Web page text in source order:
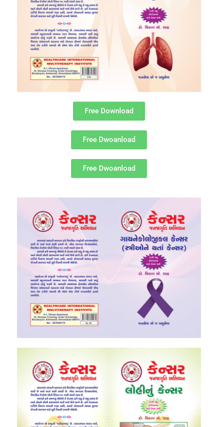
Free Download
Free Dwoanload
Free Dwoanload